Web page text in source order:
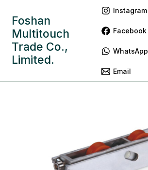
Foshan
Multitouch
Trade Co.,
Limited.
Instagram
Facebook
WhatsApp
Email